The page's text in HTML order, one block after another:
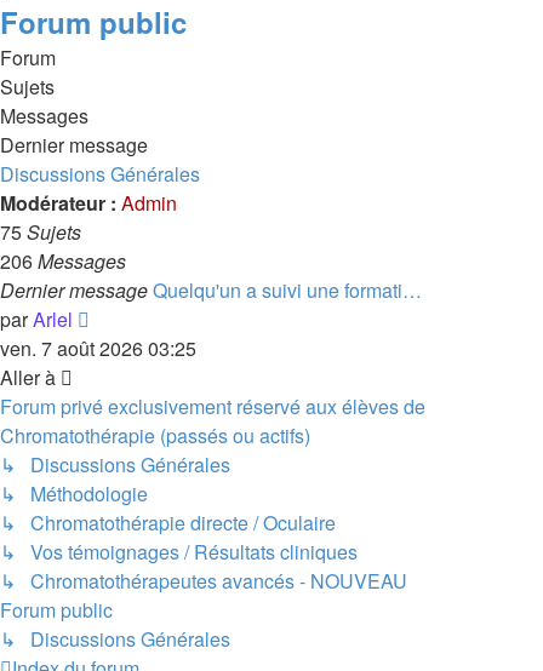
Forum public
Forum
Sujets
Messages
Dernier message
Discussions Générales
Modérateur : Admin
75Sujets
206Messages
Dernier messageQuelqu'un a suivi une formati…
parArlel
le
message
ven. 7 août 2026 03:25
Aller à
Forum privé exclusivement réservé aux élèves de
Chromatothérapie (passés ou actifs)
↳ Discussions Générales
↳ Méthodologie
↳ Chromatothérapie directe / Oculaire
↳ Vos témoignages / Résultats cliniques
↳ Chromatothérapeutes avancés - NOUVEAU
Forum public
↳ Discussions Générales